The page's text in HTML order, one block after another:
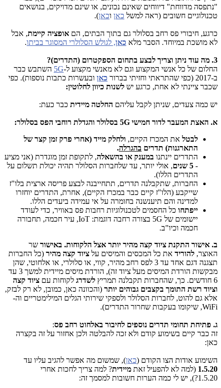
"נתפסה מדווחת" דיווחים שאינם נכונים, או שינם מדויקים, בנושאים
טכנולוגיים חשובים (ראה למשל כאן וכאן).
כרגע, חיבורי פס רחב בסלולר גם בתוך הבתים, הם אופציה קיימת, אבל
לא מושכת במיוחד. הסבר מלא כאן, לגולש הסלולרי המסוגר בביתו.
3. מה עוד ניתן וצריך לבצע בתחום הספקטרום (התדרים)?
החלום של כל אנשי המקצוע וגם לא מאנשי מקצוע ל-5G השתבש כבר
ב-2017 (כפי שהתראתי וחזיתי בברור
כאן ובעשרות כתבות נוספות). כפי
שכבר ציינתי לא אחת, כרגע יש לשנות כיוון לחלוטין:
יש כמה צעדים, שניתן לקבל עליהם החלטה מיידית כבר כעת:
א. האצת המעבר לדור חמישי 5G בסלולר והגדלת רוחבי הפס בסלולר:
לבטל את המכרז הקיים, ולחלק מייד (אחרי פרק זמן קצר של
התארגנות) תדרים בהגרלה.
התדרים יינתנו במענק או בהשאלה, לתקופת זמן מוגדרת (אני מציע
- 5 שנים
, אולי יותר, עד שלחברות הסלולר תהיה יכולת תשלום על
התדרים הללו).
החברות, שתקבלנה תדרים, תתחייבנה לבצע פריסה ארצית בלו"ז
שייקבע (הלו"ז קיים כבר במכרז הקיים), אחרת, התדרים יוחזרו
למדינה והם תיענשנה בחומרה על אי עמידה ביעדים הללו.
ייפתחו כל החסמים לטכנולוגיות רחבות פס באוויר, כדי לעודד
יישומים של 5G בצורה רחבה דוגמת: IoT, עיר חכמה, תחבורה
חכמה וכיו"ב.
ב. אישור התקנת ציוד קצה מהיר יותר אצל הלקוחות. באישור שר
האוצר, להוריד את כל המכסים והמיסים על ציוד קצה מהיר (כל החברות
תצגנה דגם אחד עד 3 לפס רחב מהיר, קווי, או סלולרי, או אלחוטי, שהן
מבקשות הורדת המיסים מעל ציוד זה), הורדת מיסים מיידית למשך 3 עד
6 חודשים. כך, שהחברות תקבלנה תמריץ
לשדרג לקוחות עם ציוד קצה
וציוד רשת התומך בקצבים גבוהים יותר (והכוונה כאן, כמובן, לא רק לבזק,
אלא גם להוט, לחברות הסלולר ולספקי שירותי הגלים המילימטריים וה-
WiFi, שיקומו בעקבות שחרור התדרים).
ג. פתיחת תחומי תדרים נוספים לחיבור באלחוט רחב פס:
זה כבר קיים בשימוע קודם ולא זכה להבלטה ולכן אחזור על זה בקצרה
כאן:
השימוע אודות הצו הקודם (כאן), שמשום מה אפשר להגיב עליו עד
1.5.20 (למה לא להפעיל זאת מיידית? למה צריך לחכות אחרי
1.5.20?), יש לי כמה הערות חשובות למסמך זה: